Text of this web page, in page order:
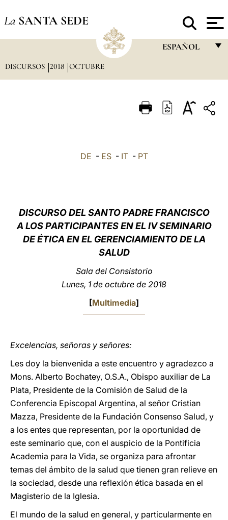
La SANTA SEDE
ESPAÑOL
ITALIANO
中文
LATINE
DISCURSOS 2018 OCTUBRE
DE - ES- IT- PT
DISCURSO DEL SANTO PADRE FRANCISCO
A LOS PARTICIPANTES EN EL IV SEMINARIO
DE ÉTICA EN EL GERENCIAMIENTO DE LA
SALUD
Sala del Consistorio
Lunes, 1 de octubre de 2018
[Multimedia]
Excelencias, señoras y señores:
Les doy la bienvenida a este encuentro y agradezco a
Mons. Alberto Bochatey, O.S.A., Obispo auxiliar de La
Plata, Presidente de la Comisión de Salud de la
Conferencia Episcopal Argentina, al señor Cristian
Mazza, Presidente de la Fundación Consenso Salud, y
a los entes que representan, por la oportunidad de
este seminario que, con el auspicio de la Pontificia
Academia para la Vida, se organiza para afrontar
temas del ámbito de la salud que tienen gran relieve en
la sociedad, desde una reflexión ética basada en el
Magisterio de la Iglesia.
El mundo de la salud en general, y particularmente en